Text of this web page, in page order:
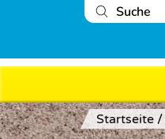
Startseite /